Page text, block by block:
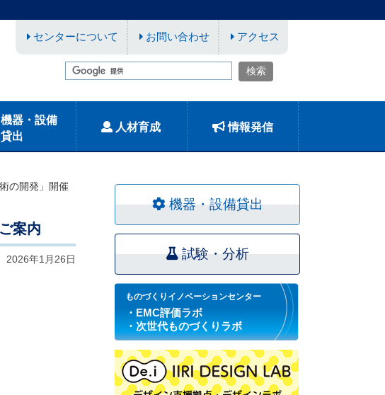
センターについて お問い合わせ アクセス
機器・設備
貸出
人材育成 情報発信
の開発」開催
案内
2026年1月26日
機器・設備貸出
試験・分析
ものづくりイノベーションセンター
・EMC評価ラボ
・次世代ものづくりラボ